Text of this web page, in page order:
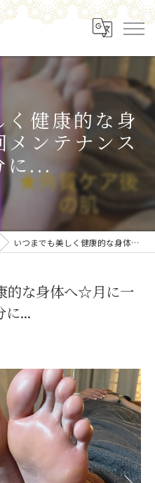
く健康的な身
ンテナンス
に...
いつまでも美しく健康的な身体へ☆月に一回メンテナンスで自分に...
的な身体へ☆月に一
に...